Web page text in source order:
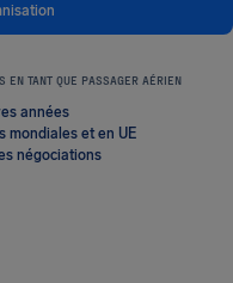
EN TANT QUE PASSAGER AÉRIEN
années
mondiales et en UE
négociations